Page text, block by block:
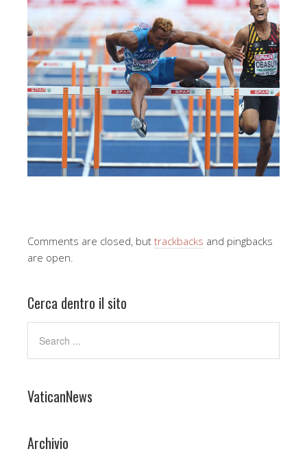
Comments are closed, but trackbacks and pingbacks
are open.
Cerca dentro il sito
VaticanNews
Archivio